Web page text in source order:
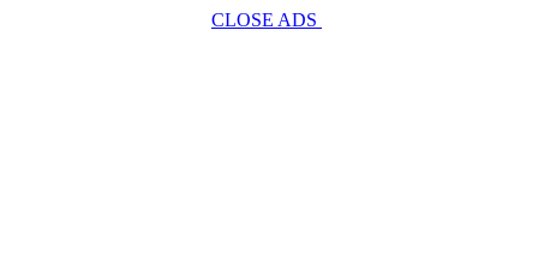
CLOSE ADS